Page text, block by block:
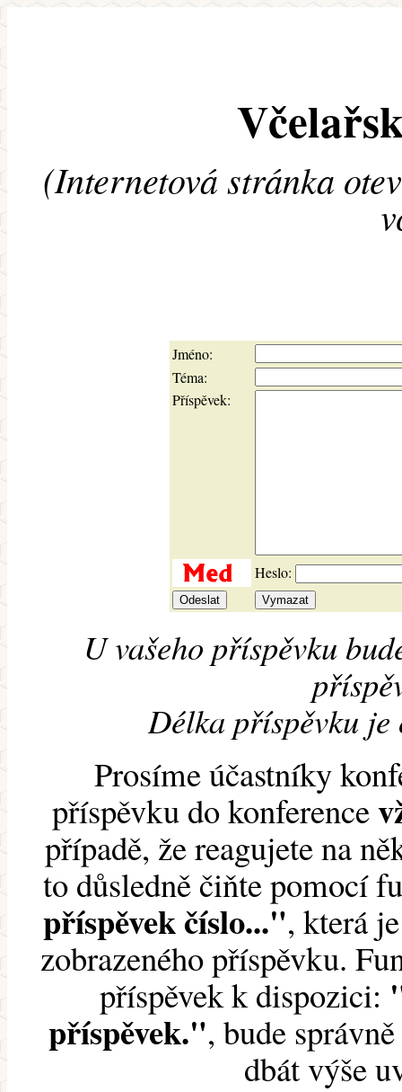
(Internetová stránka
Jméno:
Téma:
Příspěvek:
Heslo:
U vašeho příspěvku
Délka příspěvku je
Prosíme účastníky
příspěvku do konference
případě, že reagujete na
to důsledně čiňte pomocí
příspěvek číslo...", která
zobrazeného příspěvku.
příspěvek k dispozici:
příspěvek.", bude
dbát výše